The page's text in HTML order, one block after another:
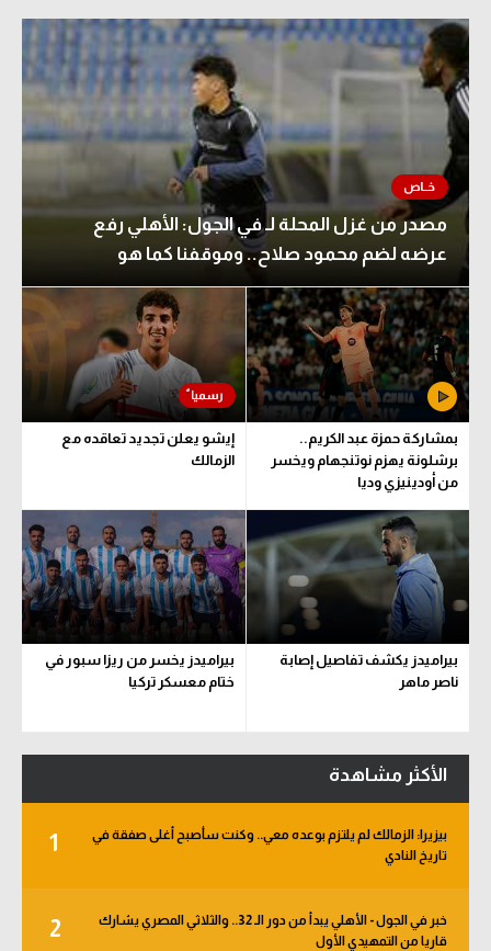
مصدر من غزل المحلة لـ في الجول: الأهلي رفع
عرضه لضم محمود صلاح.. وموقفنا كما هو
بمشاركة حمزة عبد الكريم..
برشلونة يهزم نوتنجهام ويخسر
من أودينيزي وديا
إيشو يعلن تجديد تعاقده مع
الزمالك
بيراميدز يكشف تفاصيل إصابة
ناصر ماهر
بيراميدز يخسر من ريزا سبور في
ختام معسكر تركيا
الأكثر مشاهدة
1
بيزيرا: الزمالك لم يلتزم بوعده معي.. وكنت سأصبح أغلى صفقة في
تاريخ النادي
2
خبر في الجول - الأهلي يبدأ من دور الـ 32.. والثلاثي المصري يشارك
قاريا من التمهيدي الأول